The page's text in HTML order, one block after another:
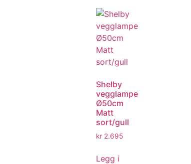
Shelby
vegglampe
Ø50cm
Matt
sort/gull
kr 2.695
Legg i